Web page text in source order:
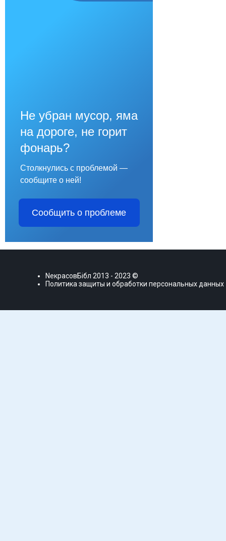
Не убран мусор, яма
на дороге, не горит
фонарь?
Столкнулись с проблемой —
сообщите о ней!
Сообщить о проблеме
NекрасовБiбл 2013 - 2023 ©
Политика защиты и обработки персональных данных